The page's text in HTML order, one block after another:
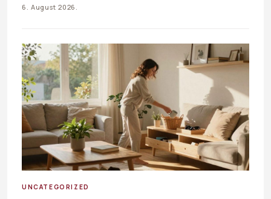
6. August 2026.
UNCATEGORIZED